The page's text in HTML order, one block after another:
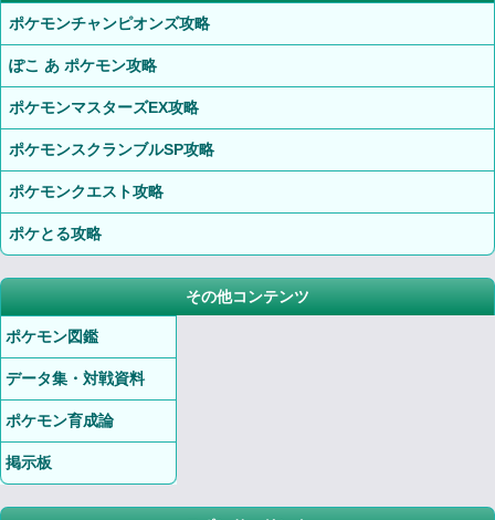
ポケモンチャンピオンズ攻略
ぽこ あ ポケモン攻略
ポケモンマスターズEX攻略
ポケモンスクランブルSP攻略
ポケモンクエスト攻略
ポケとる攻略
その他コンテンツ
ポケモン図鑑
データ集・対戦資料
ポケモン育成論
掲示板